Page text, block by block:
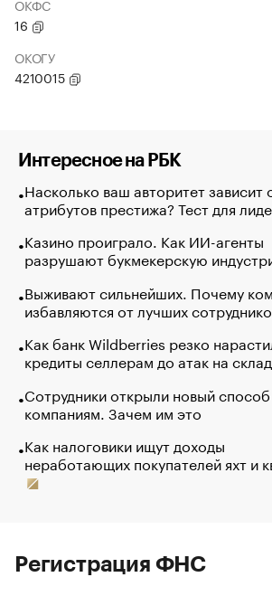
ОКФС
16
ОКОГУ
4210015
Интересное на РБК
Насколько ваш авторитет зависит
атрибутов престижа? Тест для
Казино проиграло. Как ИИ-агенты
разрушают букмекерскую
Выживают сильнейших. Почему
избавляются от лучших
Как банк Wildberries резко
кредиты селлерам до атак на
Сотрудники открыли новый
компаниям. Зачем им это
Как налоговики ищут доходы
неработающих покупателей яхт и
Регистрация ФНС